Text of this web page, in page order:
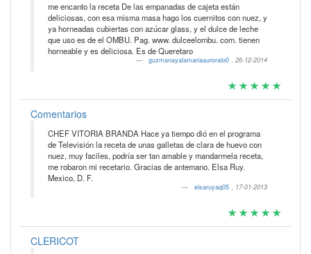
me encanto la receta De las empanadas de cajeta están
deliciosas, con esa misma masa hago los cuernitos con nuez, y
ya horneadas cubiertas con azúcar glass, y el dulce de leche
que uso es de el OMBU. Pag. www. dulceelombu. com. tienen
horneable y es deliciosa. Es de Queretaro
guzmanayalamariaauroralo0 , 26-12-2014
Comentarios
CHEF VITORIA BRANDA Hace ya tiempo dió en el programa
de Televisión la receta de unas galletas de clara de huevo con
nuez, muy faciles, podría ser tan amable y mandarmela receta,
me robaron mi recetario. Gracias de antemano. Elsa Ruy.
Mexico, D. F.
elsaruyaq05 , 17-01-2013
CLERICOT